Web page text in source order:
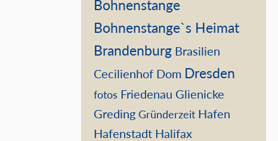
Bohnenstange
Bohnenstange`s Heimat
Brandenburg Brasilien
Cecilienhof Dom Dresden
fotos Friedenau Glienicke
Greding Gründerzeit Hafen
Hafenstadt Halifax